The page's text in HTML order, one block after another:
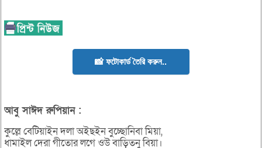
📸 ফটোকার্ড তৈরি করুন..
আবু সাঈদ রুপিয়ান :
কুল্লে বেটিয়াইন দলা অইছইন বুচ্ছোনিবা মিয়া,
ধামাইল দেরা গীতোর লগে ওউ বাড়িতনু বিয়া।